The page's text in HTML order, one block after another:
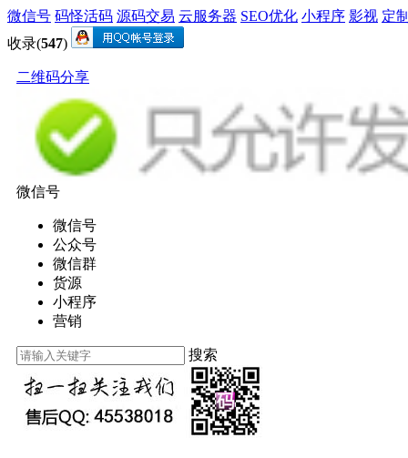
微信号 码怪活码 源码交易 云服务器 SEO优化 小程序 影视 定
收录(547)
二维码分享
微信号
微信号
公众号
微信群
货源
小程序
营销
搜索